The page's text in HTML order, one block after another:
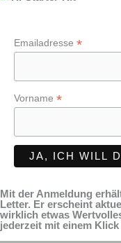
Emailadresse *
Vorname *
Mit der Anmeldung
Letter. Er erscheint
wirklich etwas
jederzeit mit einem Klick